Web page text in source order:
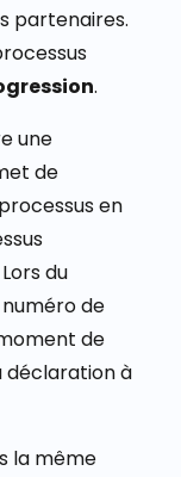
partenaires.
.
une
de
en
du
de
de
déclaration à
la même